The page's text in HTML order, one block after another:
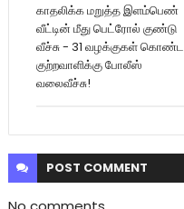
காதலிக்க மறுத்த இளம்பெண்
வீட்டின் மீது பெட்ரோல் குண்டு
வீச்சு - 31 வழக்குகள் கொண்ட
குற்றவாளிக்கு போலீஸ்
வலைவீச்சு!
POST COMMENT